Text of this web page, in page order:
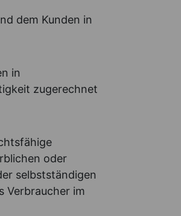
dem Kunden in
in
zugerechnet
oder
selbstständigen
Verbraucher im